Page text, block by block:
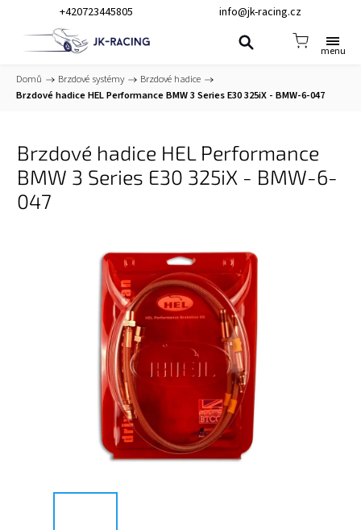
+420723445805 info@jk-racing.cz
Domů / Brzdové systémy / Brzdové hadice /
Brzdové hadice HEL Performance BMW 3 Series E30 325iX - BMW-6-047
Brzdové hadice HEL Performance
BMW 3 Series E30 325iX - BMW-6-
047